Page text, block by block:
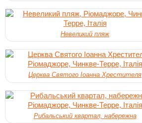
Невеликий пляж
Церква Святого Іоанна Хрестителя
Рибальський квартал, набережна